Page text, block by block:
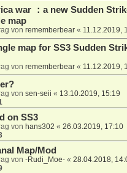
war ：a new Sudden
map
vonrememberbear « 11.12.2019,
map for SS3 Sudden
vonrememberbear « 11.12.2019,
vonsen-seii « 13.10.2019, 15:19
on SS3
vonhans302 «26.03.2019, 17:10
Map/Mod
von-Rudi_Moe- «28.04.2018,